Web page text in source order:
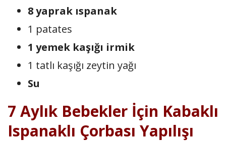
8 yaprak ıspanak
1 patates
1 yemek kaşığı irmik
1 tatlı kaşığı zeytin yağı
Su
7 Aylık Bebekler İçin Kabaklı
Ispanaklı Çorbası Yapılışı